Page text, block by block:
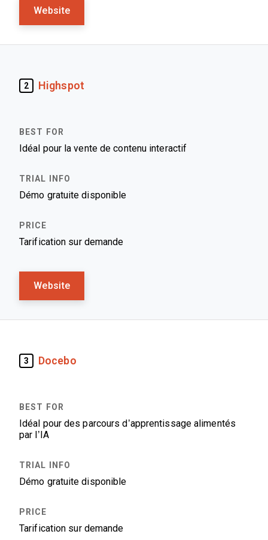
Website
2 Highspot
Idéal pour la vente de contenu interactif
Démo gratuite disponible
Tarification sur demande
Website
3 Docebo
Idéal pour des parcours d’apprentissage alimentés
par l’IA
Démo gratuite disponible
Tarification sur demande